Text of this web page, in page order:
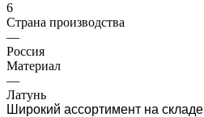
6
Страна производства
—
Россия
Материал
—
Латунь
Широкий ассортимент на складе